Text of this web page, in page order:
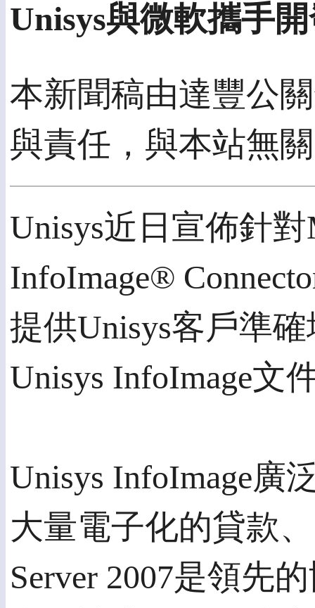
Unisys與微軟攜手
本新聞稿由達豐公
與責任，與本站無關
Unisys近日宣佈針對
InfoImage®
提供Unisys客戶準確
Unisys InfoImage文
Unisys InfoImage廣
大量電子化的貸款
Server 2007是領先